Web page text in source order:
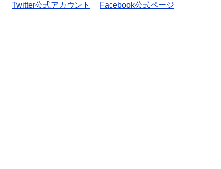
Twitter公式アカウント
Facebook公式ページ